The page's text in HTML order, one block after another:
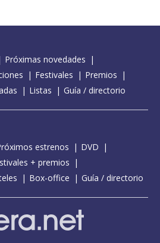
Próximas novedades
Festivales
Premios
Listas Guía / directorio
estrenos
DVD
+ premios
Box-office Guía / directorio